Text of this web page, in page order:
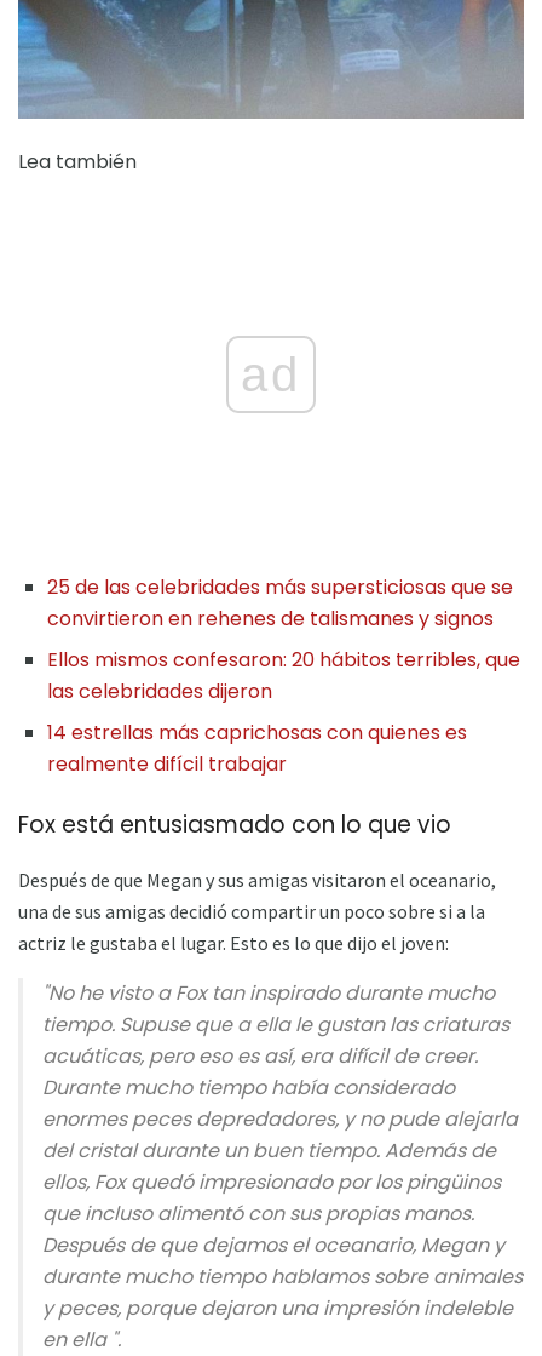
Lea también
ad
25 de las celebridades más supersticiosas que se
convirtieron en rehenes de talismanes y signos
Ellos mismos confesaron: 20 hábitos terribles, que
las celebridades dijeron
14 estrellas más caprichosas con quienes es
realmente difícil trabajar
Fox está entusiasmado con lo que vio
Después de que Megan y sus amigas visitaron el oceanario,
una de sus amigas decidió compartir un poco sobre si a la
actriz le gustaba el lugar. Esto es lo que dijo el joven:
"No he visto a Fox tan inspirado durante mucho
tiempo. Supuse que a ella le gustan las criaturas
acuáticas, pero eso es así, era difícil de creer.
Durante mucho tiempo había considerado
enormes peces depredadores, y no pude alejarla
del cristal durante un buen tiempo. Además de
ellos, Fox quedó impresionado por los pingüinos
que incluso alimentó con sus propias manos.
Después de que dejamos el oceanario, Megan y
durante mucho tiempo hablamos sobre animales
y peces, porque dejaron una impresión indeleble
en ella ".